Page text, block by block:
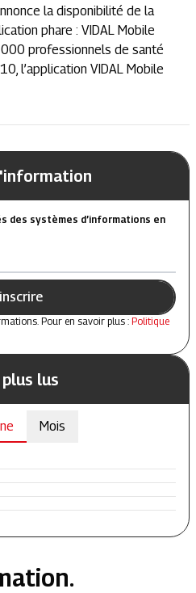
la disponibilité de la
phare : VIDAL Mobile
professionnels de santé
l’application VIDAL Mobile
des systèmes d’informations en
Pour en savoir plus : Politique
lus
Mois